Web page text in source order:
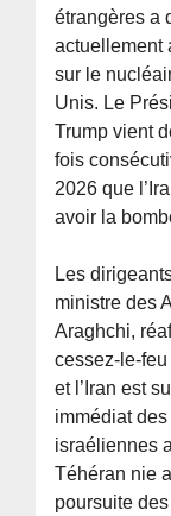
étrangères a
actuellement
sur le
Unis. Le
Trump vient
fois
2026 que
avoir la
Les
ministre des
Araghchi,
cessez-le-
et l’Iran est
immédiat
israéliennes
Téhéran nie
poursuite